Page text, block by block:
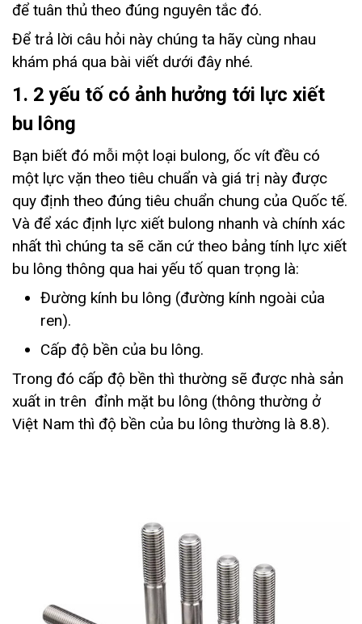
để tuân thủ theo đúng nguyên tắc đó.
Để trả lời câu hỏi này chúng ta hãy cùng nhau
khám phá qua bài viết dưới đây nhé.
1. 2 yếu tố có ảnh hưởng tới lực xiết
bu lông
Bạn biết đó mỗi một loại bulong, ốc vít đều có
một lực vặn theo tiêu chuẩn và giá trị này được
quy định theo đúng tiêu chuẩn chung của Quốc tế.
Và để xác định lực xiết bulong nhanh và chính xác
nhất thì chúng ta sẽ căn cứ theo bảng tính lực xiết
bu lông thông qua hai yếu tố quan trọng là:
Đường kính bu lông (đường kính ngoài của
ren).
Cấp độ bền của bu lông.
Trong đó cấp độ bền thì thường sẽ được nhà sản
xuất in trên đỉnh mặt bu lông (thông thường ở
Việt Nam thì độ bền của bu lông thường là 8.8).